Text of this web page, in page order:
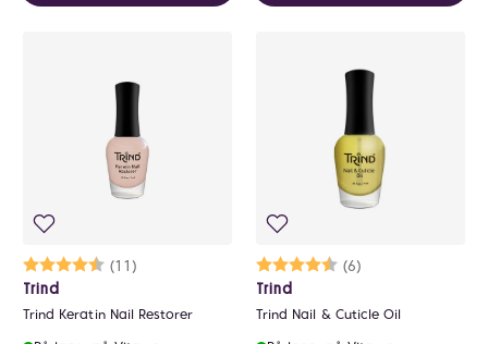
Karakter:
(11)
4.2 av 5 mulige
Trind
Trind Keratin Nail Restorer
Karakter:
(6)
4.7 av 5 mulige
Trind
Trind Nail & Cuticle Oil